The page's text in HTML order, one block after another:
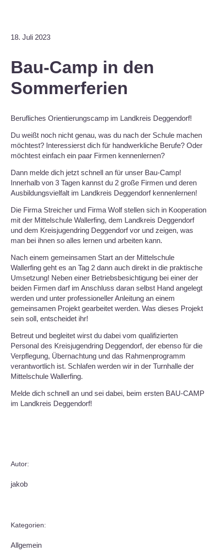
18. Juli 2023
Bau-Camp in den
Sommerferien
Berufliches Orientierungscamp im Landkreis Deggendorf!
Du weißt noch nicht genau, was du nach der Schule machen
möchtest? Interessierst dich für handwerkliche Berufe? Oder
möchtest einfach ein paar Firmen kennenlernen?
Dann melde dich jetzt schnell an für unser Bau-Camp!
Innerhalb von 3 Tagen kannst du 2 große Firmen und deren
Ausbildungsvielfalt im Landkreis Deggendorf kennenlernen!
Die Firma Streicher und Firma Wolf stellen sich in Kooperation
mit der Mittelschule Wallerfing, dem Landkreis Deggendorf
und dem Kreisjugendring Deggendorf vor und zeigen, was
man bei ihnen so alles lernen und arbeiten kann.
Nach einem gemeinsamen Start an der Mittelschule
Wallerfing geht es an Tag 2 dann auch direkt in die praktische
Umsetzung! Neben einer Betriebsbesichtigung bei einer der
beiden Firmen darf im Anschluss daran selbst Hand angelegt
werden und unter professioneller Anleitung an einem
gemeinsamen Projekt gearbeitet werden. Was dieses Projekt
sein soll, entscheidet ihr!
Betreut und begleitet wirst du dabei vom qualifizierten
Personal des Kreisjugendring Deggendorf, der ebenso für die
Verpflegung, Übernachtung und das Rahmenprogramm
verantwortlich ist. Schlafen werden wir in der Turnhalle der
Mittelschule Wallerfing.
Melde dich schnell an und sei dabei, beim ersten BAU-CAMP
im Landkreis Deggendorf!
Autor:
jakob
Kategorien:
Allgemein